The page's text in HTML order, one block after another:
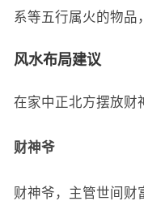
系等五行属火的物品
风水布局建议
在家中正北方摆放财
财神爷
财神爷，主管世间财